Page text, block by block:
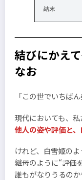
結末
結びにかえ
なお
「この世でいちば
現代においても、
他人の姿や評価と、
けれど、白雪姫のよ
継母のように“評価
誰もがなりうるのか